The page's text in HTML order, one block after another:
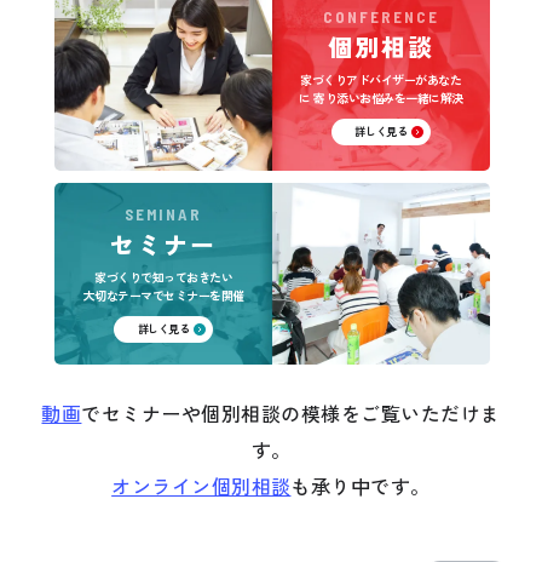
CONFERENCE
個別相談
家づくりアドバイザーがあなた
に寄り添いお悩みを一緒に解決
詳しく見る
SEMINAR
セミナー
家づくりで知っておきたい
大切なテーマでセミナーを開催
詳しく見る
動画でセミナーや個別相談の模様をご覧いただけま
す。
オンライン個別相談も承り中です。